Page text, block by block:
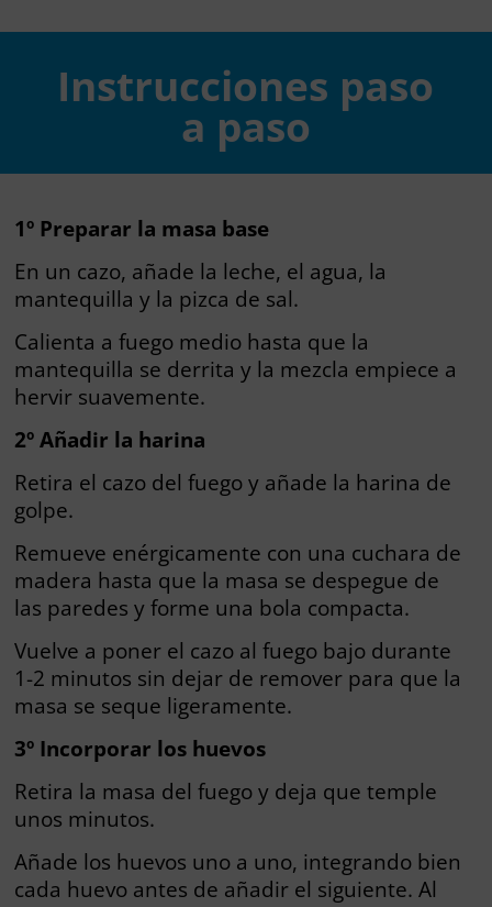
Instrucciones paso
a paso
1º Preparar la masa base
En un cazo, añade la leche, el agua, la
mantequilla y la pizca de sal.
Calienta a fuego medio hasta que la
mantequilla se derrita y la mezcla empiece a
hervir suavemente.
2º Añadir la harina
Retira el cazo del fuego y añade la harina de
golpe.
Remueve enérgicamente con una cuchara de
madera hasta que la masa se despegue de
las paredes y forme una bola compacta.
Vuelve a poner el cazo al fuego bajo durante
1-2 minutos sin dejar de remover para que la
masa se seque ligeramente.
3º Incorporar los huevos
Retira la masa del fuego y deja que temple
unos minutos.
Añade los huevos uno a uno, integrando bien
cada huevo antes de añadir el siguiente. Al